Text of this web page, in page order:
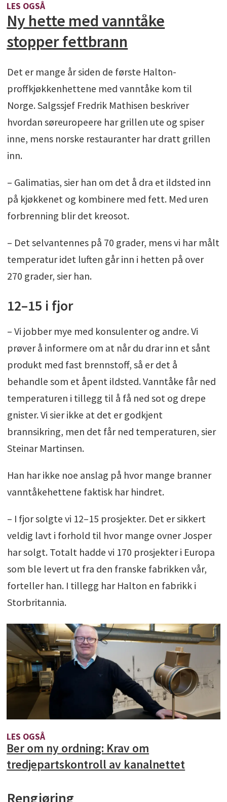
LES OGSÅ
Ny hette med vanntåke
stopper fettbrann
Det er mange år siden de første Halton-
proffkjøkkenhettene med vanntåke kom til
Norge. Salgssjef Fredrik Mathisen beskriver
hvordan søreuropeere har grillen ute og spiser
inne, mens norske restauranter har dratt grillen
inn.
– Galimatias, sier han om det å dra et ildsted inn
på kjøkkenet og kombinere med fett. Med uren
forbrenning blir det kreosot.
– Det selvantennes på 70 grader, mens vi har målt
temperatur idet luften går inn i hetten på over
270 grader, sier han.
12–15 i fjor
– Vi jobber mye med konsulenter og andre. Vi
prøver å informere om at når du drar inn et sånt
produkt med fast brennstoff, så er det å
behandle som et åpent ildsted. Vanntåke får ned
temperaturen i tillegg til å få ned sot og drepe
gnister. Vi sier ikke at det er godkjent
brannsikring, men det får ned temperaturen, sier
Steinar Martinsen.
Han har ikke noe anslag på hvor mange branner
vanntåkehettene faktisk har hindret.
– I fjor solgte vi 12–15 prosjekter. Det er sikkert
veldig lavt i forhold til hvor mange ovner Josper
har solgt. Totalt hadde vi 170 prosjekter i Europa
som ble levert ut fra den franske fabrikken vår,
forteller han. I tillegg har Halton en fabrikk i
Storbritannia.
LES OGSÅ
Ber om ny ordning: Krav om
tredjepartskontroll av kanalnettet
Rengjøring